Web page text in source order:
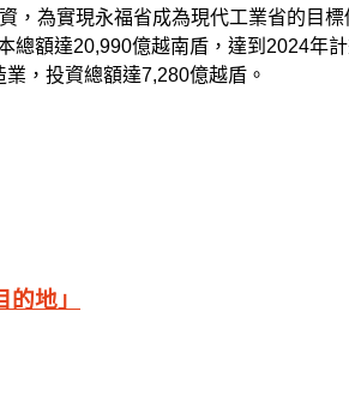
，為實現永福省成為現代工業省的目標
額達20,990億越南盾，達到2024年
，投資總額達7,280億越盾。
地」